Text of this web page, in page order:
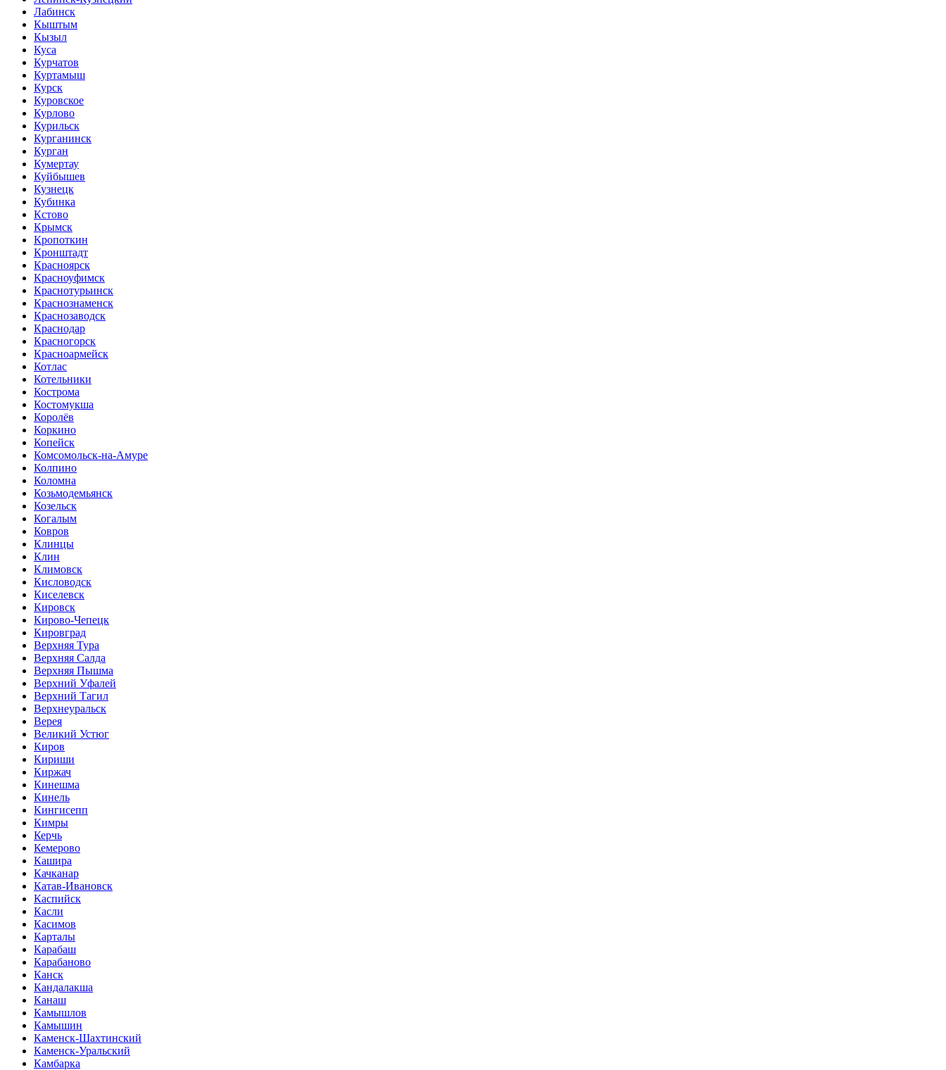
Лабинск
Кыштым
Кызыл
Куса
Курчатов
Куртамыш
Курск
Куровское
Курлово
Курильск
Курганинск
Курган
Кумертау
Куйбышев
Кузнецк
Кубинка
Кстово
Крымск
Кропоткин
Кронштадт
Красноярск
Красноуфимск
Краснотурьинск
Краснознаменск
Краснозаводск
Краснодар
Красногорск
Красноармейск
Котлас
Котельники
Кострома
Костомукша
Королёв
Коркино
Копейск
Комсомольск-на-Амуре
Колпино
Коломна
Козьмодемьянск
Козельск
Когалым
Ковров
Клинцы
Клин
Климовск
Кисловодск
Киселевск
Кировск
Кирово-Чепецк
Кировград
Верхняя Тура
Верхняя Салда
Верхняя Пышма
Верхний Уфалей
Верхний Тагил
Верхнеуральск
Верея
Великий Устюг
Киров
Кириши
Киржач
Кинешма
Кинель
Кингисепп
Кимры
Керчь
Кемерово
Кашира
Качканар
Катав-Ивановск
Каспийск
Касли
Касимов
Карталы
Карабаш
Карабаново
Канск
Кандалакша
Канаш
Камышлов
Камышин
Каменск-Шахтинский
Каменск-Уральский
Камбарка